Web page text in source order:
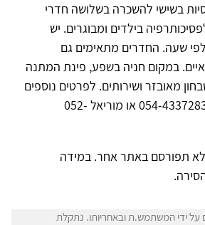
בשישי להשכרה בשלושה חדרי
בילדים ומבוגרים. יש
שעה. החדרים מתאימים גם
במקום חניה בשפע, פינת המתנה
מאובזר ושירותים. לפרטים נוספים
ניתן לפנות ל: קרן 054-4337283 או מוריאל 052-
תפורסם באתר אחר. במידה
על ידי המשתמש.ת ובאחריותו. נתקלת